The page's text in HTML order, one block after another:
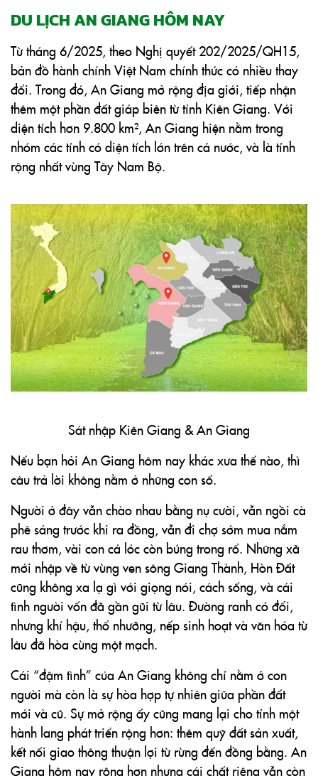
DU LỊCH AN GIANG HÔM NAY
Từ tháng 6/2025, theo Nghị quyết 202/2025/QH15,
bản đồ hành chính Việt Nam chính thức có nhiều thay
đổi. Trong đó, An Giang mở rộng địa giới, tiếp nhận
thêm một phần đất giáp biên từ tỉnh Kiên Giang. Với
diện tích hơn 9.800 km², An Giang hiện nằm trong
nhóm các tỉnh có diện tích lớn trên cả nước, và là tỉnh
rộng nhất vùng Tây Nam Bộ.
Sát nhập Kiên Giang & An Giang
Nếu bạn hỏi An Giang hôm nay khác xưa thế nào, thì
câu trả lời không nằm ở những con số.
Người ở đây vẫn chào nhau bằng nụ cười, vẫn ngồi cà
phê sáng trước khi ra đồng, vẫn đi chợ sớm mua nắm
rau thơm, vài con cá lóc còn búng trong rổ. Những xã
mới nhập về từ vùng ven sông Giang Thành, Hòn Đất
cũng không xa lạ gì với giọng nói, cách sống, và cái
tình người vốn đã gần gũi từ lâu. Đường ranh có đổi,
nhưng khí hậu, thổ nhưỡng, nếp sinh hoạt và văn hóa từ
lâu đã hòa cùng một mạch.
Cái “đậm tình” của An Giang không chỉ nằm ở con
người mà còn là sự hòa hợp tự nhiên giữa phần đất
mới và cũ. Sự mở rộng ấy cũng mang lại cho tỉnh một
hành lang phát triển rộng hơn: thêm quỹ đất sản xuất,
kết nối giao thông thuận lợi từ rừng đến đồng bằng. An
Giang hôm nay rộng hơn nhưng cái chất riêng vẫn còn